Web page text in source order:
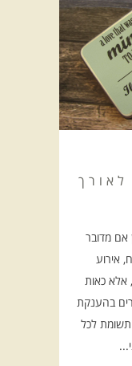
אם מדובר
אירוע
אלא כאות
בהענקת
לכל